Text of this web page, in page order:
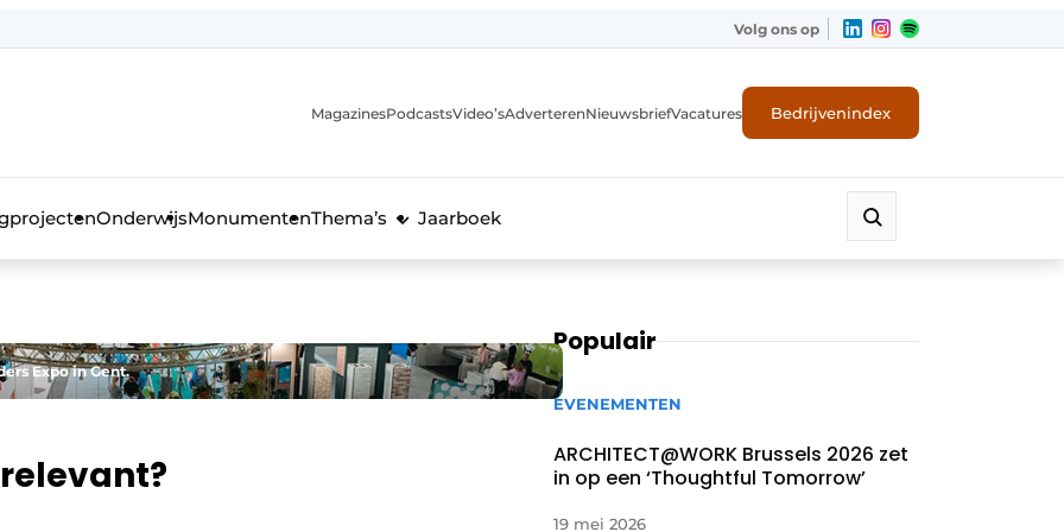
Volg ons op
MagazinesPodcastsVideo’sAdverterenNieuwsbriefVacatures Bedrijvenindex
OnderwijsMonumentenThema’s Jaarboek
Expo in Gent.
Populair
EVENEMENTEN
ARCHITECT@WORK Brussels 2026 zet
in op een ‘Thoughtful Tomorrow’
19 mei 2026